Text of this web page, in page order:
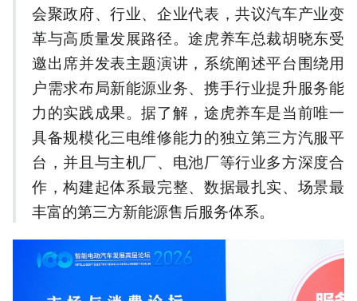
10万台，唯一具备规模化三
电维修能力。
3.途虎推出电芯级维修，成
本仅为整包更换的
10%-50%。
4.途虎参与两项新能源维修
范化。
5.新政开放三电第三方维修
权，途虎有望扩大千亿级市
场
参考
会聚政府、行业、企业代表，共议汽车产业变
革与高质量发展路径。途虎养车总裁胡晓东受
邀出席并发表主题演讲，系统阐述平台围绕用
户需求布局新能源业务、携手行业提升服务能
力的实践成果。据了解，途虎养车是当前唯一
具备规模化三电维修能力的独立第三方汽服平
台，并且与主机厂、电池厂等行业多方深度合
作，构建起体系最完整、数据最扎实、场景最
丰富的第三方新能源售后服务体系。